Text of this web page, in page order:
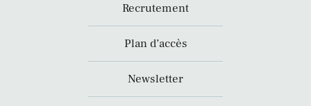
Recrutement
Plan d’accès
Newsletter